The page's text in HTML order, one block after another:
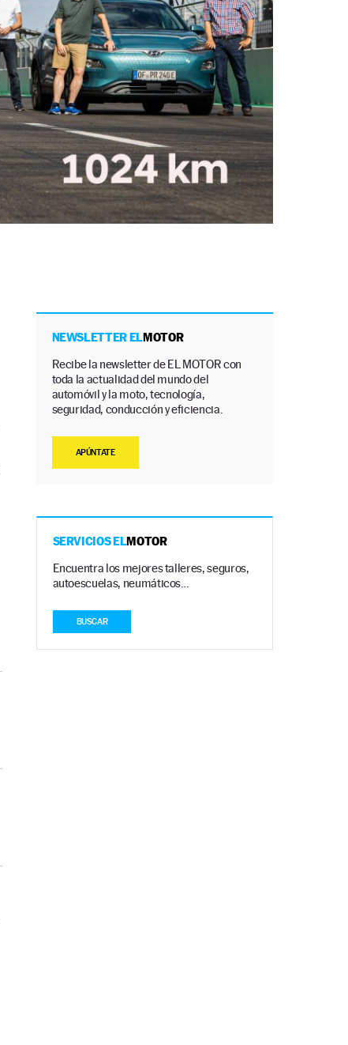
NEWSLETTER ELMOTOR
Recibe la newsletter de EL MOTOR con
toda la actualidad del mundo del
automóvil y la moto, tecnología,
seguridad, conducción y eficiencia.
APÚNTATE
SERVICIOS ELMOTOR
Encuentra los mejores talleres, seguros,
autoescuelas, neumáticos…
BUSCAR